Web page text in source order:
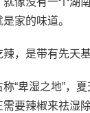
家的味道。
，是带有先天基
“卑湿之地”，
要辣椒来祛湿